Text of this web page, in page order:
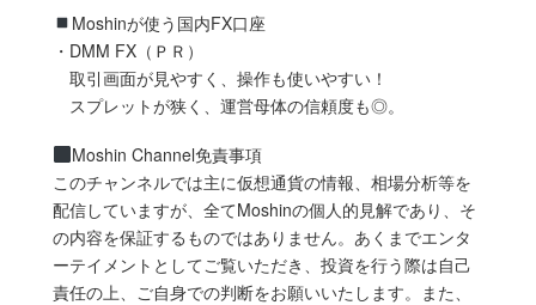
Moshinが使う国内FX口座
・DMM FX（ＰＲ）
取引画面が見やすく、操作も使いやすい！
スプレットが狭く、運営母体の信頼度も◎。
Moshin Channel免責事項
このチャンネルでは主に仮想通貨の情報、相場分析等を
配信していますが、全てMoshinの個人的見解であり、そ
の内容を保証するものではありません。あくまでエンタ
ーテイメントとしてご覧いただき、投資を行う際は自己
責任の上、ご自身での判断をお願いいたします。また、